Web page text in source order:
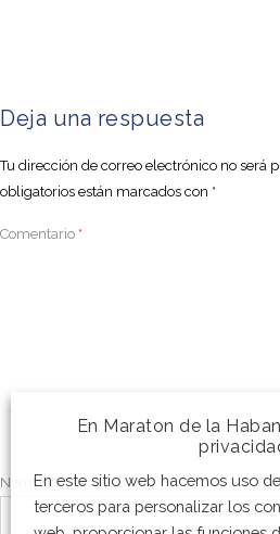
Deja una respuesta
Tu dirección de correo electrónico no será
obligatorios están marcados con *
Comentario *
Nombre*
En Maraton de la
En este sitio web hacemos uso
terceros para personalizar los